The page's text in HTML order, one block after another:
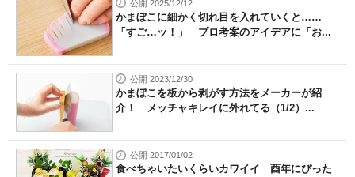
公開 2025/12/12
かまぼこに細かく切れ目を入れていくと……
「すご…ッ！」 プロ考案のアイデアに「お...
公開 2023/12/30
かまぼこを板から剥がす方法をメーカーが紹
介！ メッチャキレイに外れてる（1/2）...
公開 2017/01/02
食べちゃいたいくらいカワイイ 酉年にぴった